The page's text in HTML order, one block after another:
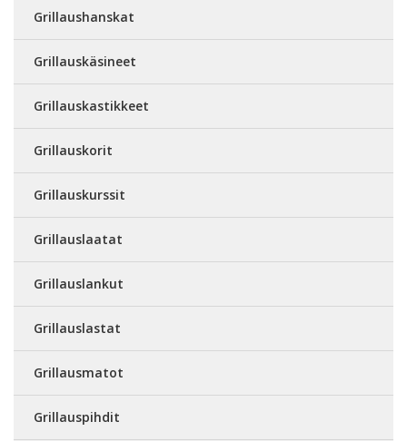
Grillaushanskat
Grillauskäsineet
Grillauskastikkeet
Grillauskorit
Grillauskurssit
Grillauslaatat
Grillauslankut
Grillauslastat
Grillausmatot
Grillauspihdit